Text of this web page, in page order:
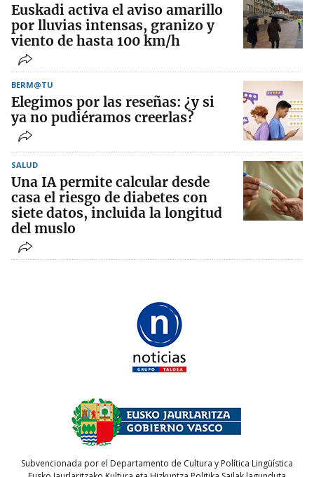
Euskadi activa el aviso amarillo
por lluvias intensas, granizo y
viento de hasta 100 km/h
BERM@TU
Elegimos por las reseñas: ¿y si
ya no pudiéramos creerlas?
SALUD
Una IA permite calcular desde
casa el riesgo de diabetes con
siete datos, incluida la longitud
del muslo
Subvencionada por el Departamento de Cultura y Política Lingüística